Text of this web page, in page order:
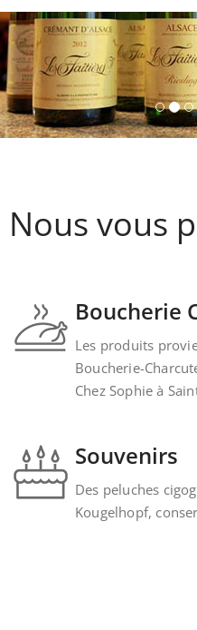
Nous vous
Boucherie
Les produits
Boucherie-
Chez Sophie à
Souvenirs
Des peluches
Kougelhopf,